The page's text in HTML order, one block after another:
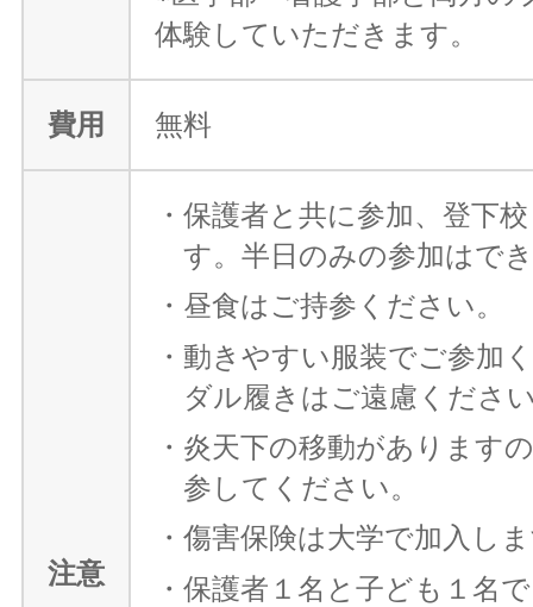
体験していただきます。
費用 無料
注意
・保護者と共に参加、登下
す。半日のみの参加はで
・昼食はご持参ください。
・動きやすい服装でご参加
ダル履きはご遠慮くださ
・炎天下の移動があります
参してください。
・傷害保険は大学で加入し
・保護者１名と子ども１名